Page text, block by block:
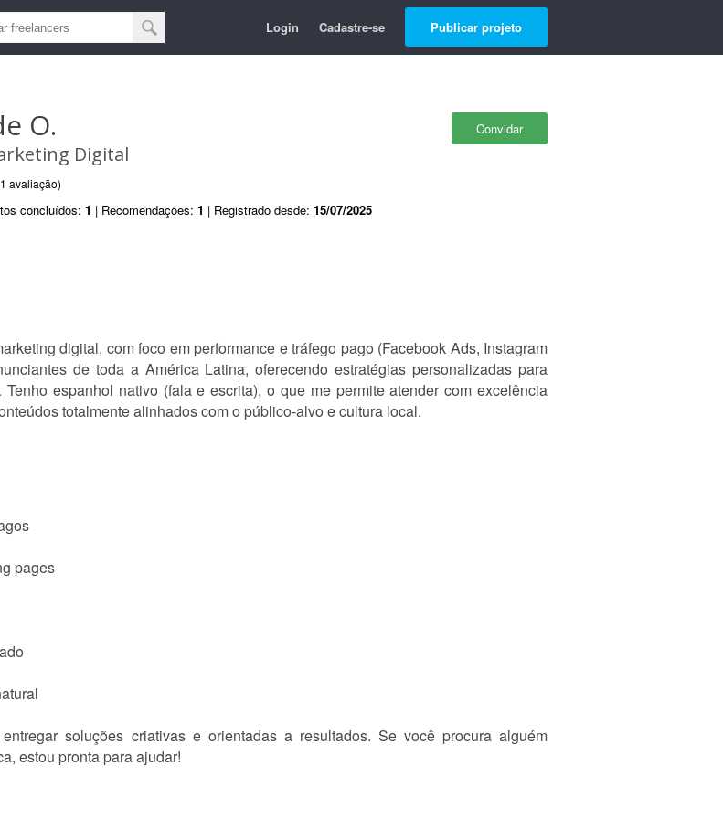
Login Cadastre-se Publicar projeto
Convidar
O.
Digital
avaliação)
concluídos: 1 | Recomendações: 1 | Registrado desde: 15/07/2025
digital, com foco em performance e tráfego pago (Facebook Ads, Instagram
de toda a América Latina, oferecendo estratégias personalizadas para
espanhol nativo (fala e escrita), o que me permite atender com excelência
totalmente alinhados com o público-alvo e cultura local.
pages
soluções criativas e orientadas a resultados. Se você procura alguém
estou pronta para ajudar!